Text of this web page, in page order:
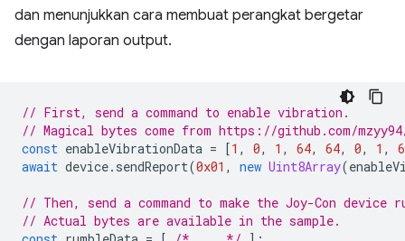
dan menunjukkan cara membuat perangkat bergetar
dengan laporan output.
// First, send a command to enable vibration.
// Magical bytes come from https://github.com/
const enableVibrationData = [1 , 0, 1 , 64, 64, 0, 1 ,
await device. sendReport(0x01 , new Uint8Array(
// Then, send a command to make the Joy-Con device
// Actual bytes are available in the sample.